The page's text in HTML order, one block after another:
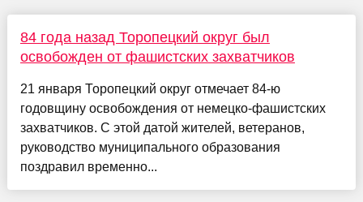
84 года назад Торопецкий округ был
освобожден от фашистских захватчиков
21 января Торопецкий округ отмечает 84-ю
годовщину освобождения от немецко-фашистских
захватчиков. С этой датой жителей, ветеранов,
руководство муниципального образования
поздравил временно...